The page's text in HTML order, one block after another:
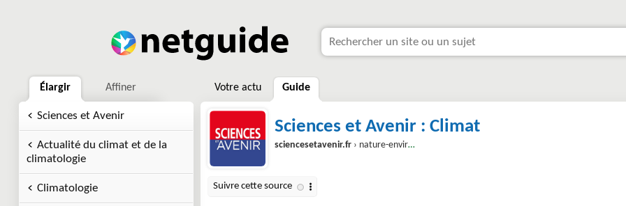
Élargir Affiner
Sciences et Avenir
Actualité du climat et de la
climatologie
Climatologie
Votre actu Guide
Sciences et Avenir : Climat
sciencesetavenir.fr › nature-environnement › climat